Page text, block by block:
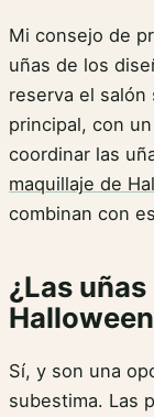
Mi consejo de
uñas de los
reserva el
principal, con
coordinar las
maquillaje de
combinan con
¿Las
Sí, y son una
subestima. Las